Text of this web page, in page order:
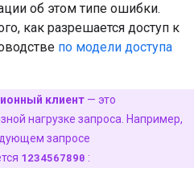
об этом типе ошибки.
как разрешается доступ к
по модели доступа
клиент — это
нагрузке запроса. Например,
запросе
1234567890 :